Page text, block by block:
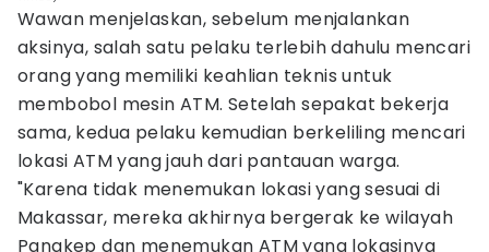
Wawan menjelaskan, sebelum menjalankan
aksinya, salah satu pelaku terlebih dahulu mencari
orang yang memiliki keahlian teknis untuk
membobol mesin ATM. Setelah sepakat bekerja
sama, kedua pelaku kemudian berkeliling mencari
lokasi ATM yang jauh dari pantauan warga.
"Karena tidak menemukan lokasi yang sesuai di
Makassar, mereka akhirnya bergerak ke wilayah
Pangkep dan menemukan ATM yang lokasinya